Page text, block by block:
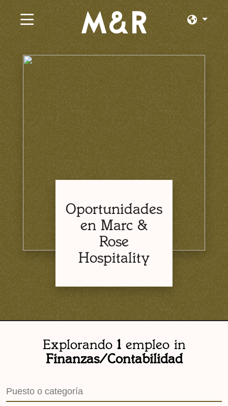
×
Trabajos Actuales
Explorar por Categoría
Explorar por Estado
Explorar por Ubicación
Iniciar Sesión o Unirse
Oportunidades
en Marc &
Rose
Hospitality
Explorando 1empleo in
Finanzas/Contabilidad